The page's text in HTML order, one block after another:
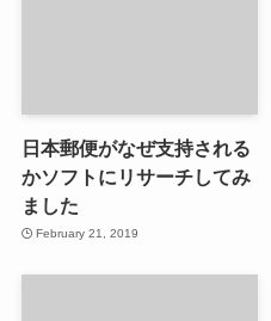
日本郵便がなぜ支持される
かソフトにリサーチしてみ
ました
February 21, 2019